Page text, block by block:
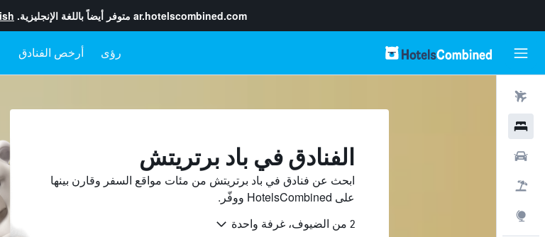
ar.hotelscombined.com متوفر أيضاً باللغة الإنجليزية.
رؤى أرخص الفنادق
الفنادق في باد برتريتش
ابحث عن فنادق في باد برتريتش من مئات مواقع السفر وقارن بينها
على HotelsCombined ووفّر.
2 من الضيوف، غرفة واحدة